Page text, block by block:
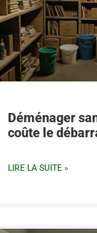
Déménager
coûte le
LIRE LA SUITE »